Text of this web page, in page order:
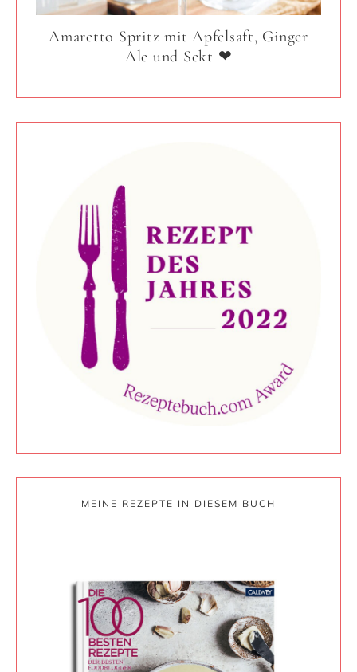
Amaretto Spritz mit Apfelsaft, Ginger
Ale und Sekt ❤
MEINE REZEPTE IN DIESEM BUCH